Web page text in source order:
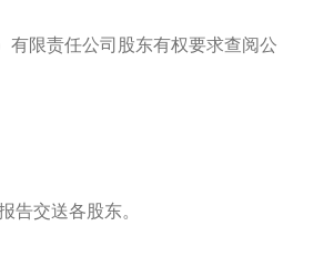
有限责任公司股东有权要求查阅公
告交送各股东。